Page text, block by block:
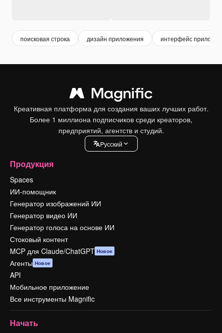
поисковая строка дизайн приложения интерфейс
Креативная платформа для создания ваших лучших работ.
Более 1 миллиона подписчиков среди креаторов,
предприятий, агентств и студий.
Pусский
Продукция
Spaces
ИИ-помощник
Генератор изображений ИИ
Генератор видео ИИ
Генератор голоса на основе ИИ
Стоковый контент
MCP для Claude/ChatGPT Новое
Агенты Новое
API
Мобильное приложение
Все инструменты Magnific
Начать